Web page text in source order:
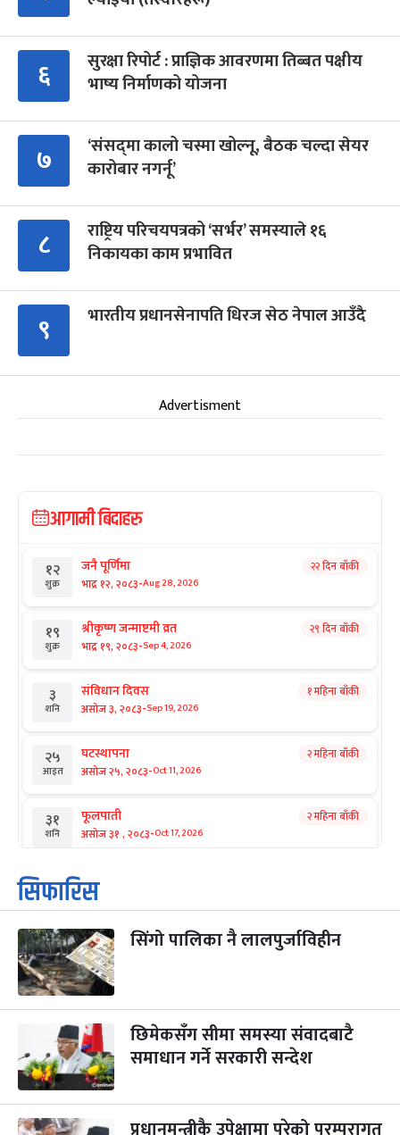
६
सुरक्षा रिपोर्ट : प्राज्ञिक आवरणमा तिब्बत पक्षीय
भाष्य निर्माणको योजना
७
‘संसद्‍मा कालो चस्मा खोल्नू, बैठक चल्दा सेयर
कारोबार नगर्नू’
८
राष्ट्रिय परिचयपत्रको ‘सर्भर’ समस्याले १६
निकायका काम प्रभावित
९ भारतीय प्रधानसेनापति धिरज सेठ नेपाल आउँदै
Advertisment
आगामी बिदाहरु
१२
शुक्र
जनै पूर्णिमा
भाद्र १२, २०८३-Aug 28, 2026
२२ दिन बाँकी
१९
शुक्र
श्रीकृष्ण जन्माष्टमी व्रत
भाद्र १९, २०८३-Sep 4, 2026
२९ दिन बाँकी
३
शनि
संविधान दिवस
असोज ३, २०८३-Sep 19, 2026
१ महिना बाँकी
२५
आइत
घटस्थापना
असोज २५, २०८३-Oct 11, 2026
२ महिना बाँकी
३१
शनि
फूलपाती
असोज ३१ , २०८३-Oct 17, 2026
२ महिना बाँकी
१
आइत
कार्तिक सङ्क्रान्ति
कार्तिक १, २०८३
३
मंगल
महानवमी
कार्तिक ३, २०८३
२ महिना बाँकी
४
कार्तिक ४, २०८३ -Oct 21, 2026
५
बिहि
पापा‌ङ्कुशा एकादशी व्रत
कार्तिक ५, २०८३
२ महिना बाँकी
कुकुर तिहार ३ महिना बाँकी
सिफारिस
सिंगो पालिका नै लालपुर्जाविहीन
छिमेकसँग सीमा समस्या संवादबाटै
समाधान गर्ने सरकारी सन्देश